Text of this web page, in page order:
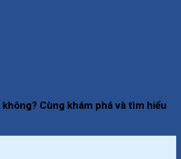
Cùng khám phá và tìm hiểu